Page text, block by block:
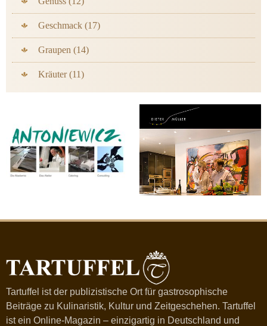
Geschmack (17)
Graupen (14)
Kräuter (11)
Tartuffel ist der publizistische Ort für gastrosophische
Beiträge zu Kulinaristik, Kultur und Zeitgeschehen. Tartuffel
ist ein Online-Magazin – einzigartig in Deutschland und